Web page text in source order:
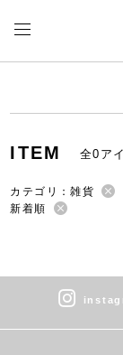
ITEM 全0ア
カテゴリ：雑貨
新着順